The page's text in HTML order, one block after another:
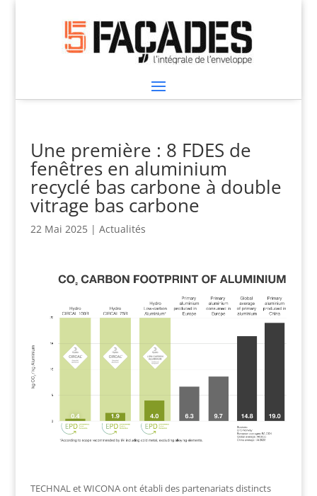
Une première : 8 FDES de
fenêtres en aluminium
recyclé bas carbone à double
vitrage bas carbone
22 Mai 2025| Actualités
TECHNAL et WICONA ont établi des partenariats distincts